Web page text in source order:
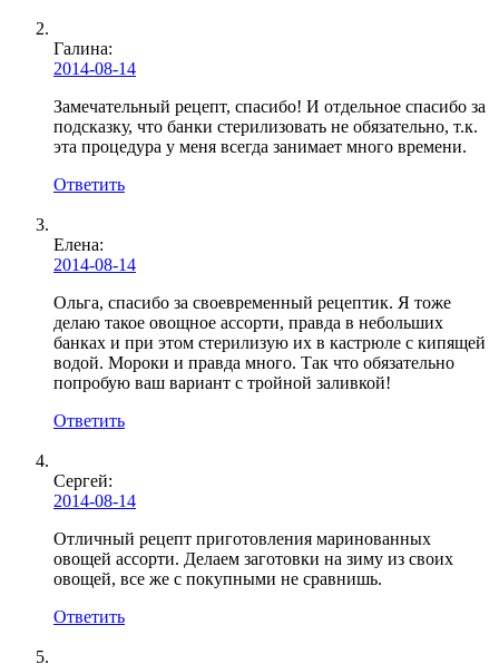
Галина:
2014-08-14
Замечательный рецепт, спасибо! И отдельное спасибо за
подсказку, что банки стерилизовать не обязательно, т.к.
эта процедура у меня всегда занимает много времени.
Ответить
Елена:
2014-08-14
Ольга, спасибо за своевременный рецептик. Я тоже
делаю такое овощное ассорти, правда в небольших
банках и при этом стерилизую их в кастрюле с кипящей
водой. Мороки и правда много. Так что обязательно
попробую ваш вариант с тройной заливкой!
Ответить
Сергей:
2014-08-14
Отличный рецепт приготовления маринованных
овощей ассорти. Делаем заготовки на зиму из своих
овощей, все же с покупными не сравнишь.
Ответить